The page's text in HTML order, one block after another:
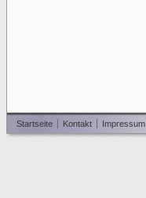
Startseite Kontakt Impressum